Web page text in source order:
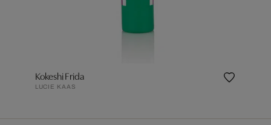
Kokeshi Frida
LUCIE KAAS